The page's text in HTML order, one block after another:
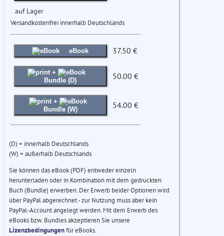
auf Lager
Versandkostenfrei innerhalb Deutschlands
eBook 37.50 €
+
Bundle (D)
50.00 €
+
Bundle (W)
54.00 €
(D) = innerhalb Deutschlands
(W) = außerhalb Deutschlands
Sie können das eBook (PDF) entweder einzeln
herunterladen oder in Kombination mit dem gedruckten
Buch (Bundle) erwerben. Der Erwerb beider Optionen wird
über PayPal abgerechnet - zur Nutzung muss aber kein
PayPal-Account angelegt werden. Mit dem Erwerb des
eBooks bzw. Bundles akzeptieren Sie unsere
Lizenzbedingungenfür eBooks.